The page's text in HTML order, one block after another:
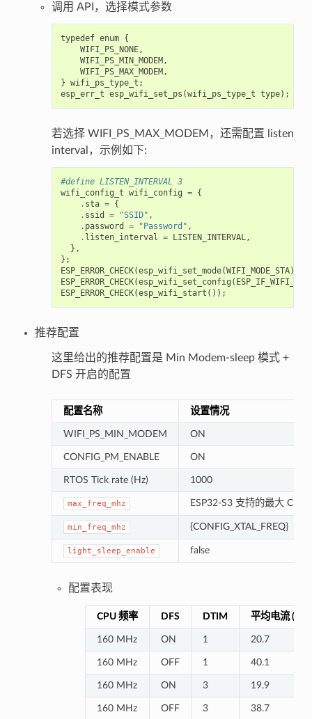
调用 API，选择模式参数
typedef enum {
    WIFI_PS_NONE,
    WIFI_PS_MIN_MODEM,
    WIFI_PS_MAX_MODEM,
} wifi_ps_type_t;
若选择 WIFI_PS_MAX_MODEM，还需配置 listen
interval，示例如下:
#define LISTEN_INTERVAL 3
wifi_config_t wifi_config = {
. sta = {
. ssid = "SSID" ,
. password = "Password" ,
. listen_interval = LISTEN_INTERVAL,
},
};
ESP_ERROR_CHECK(esp_wifi_set_mode(WIFI_MODE_STA));
ESP_ERROR_CHECK(esp_wifi_set_config ( ESP_IF_WIFI_STA
ESP_ERROR_CHECK(esp_wifi_start ());
推荐配置
这里给出的推荐配置是 Min Modem-sleep 模式 +
DFS 开启的配置
配置名称 设置情况
WIFI_PS_MIN_MODEM ON
CONFIG_PM_ENABLE ON
RTOS Tick rate (Hz) 1000
max_freq_mhz ESP32-S3 支持的最大 CPU
min_freq_mhz {CONFIG_XTAL_FREQ}
light_sleep_enable false
配置表现
CPU 频率 DFS DTIM 平均电流 (mA)
160 MHz ON 1 20.7
160 MHz OFF 1 40.1
160 MHz ON 3 19.9
160 MHz OFF 3 38.7